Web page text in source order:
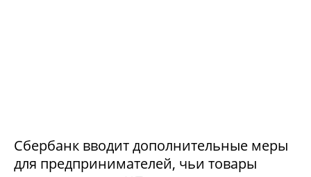
Сбербанк вводит дополнительные меры
для предпринимателей, чьи товары